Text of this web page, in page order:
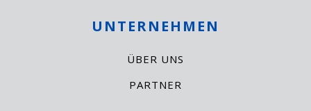
UNTERNEHMEN
ÜBER UNS
PARTNER